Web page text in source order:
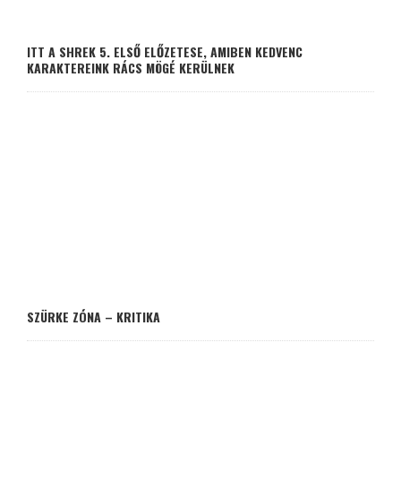
ITT A SHREK 5. ELSŐ ELŐZETESE, AMIBEN KEDVENC
KARAKTEREINK RÁCS MÖGÉ KERÜLNEK
SZÜRKE ZÓNA – KRITIKA